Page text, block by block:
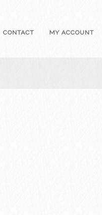
CONTACT MY ACCOUNT